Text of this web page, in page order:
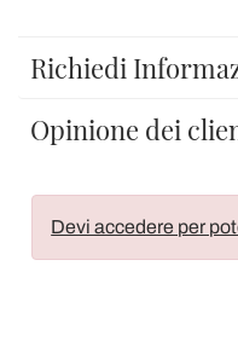
Richiedi
Opinione dei
Devi accedere per